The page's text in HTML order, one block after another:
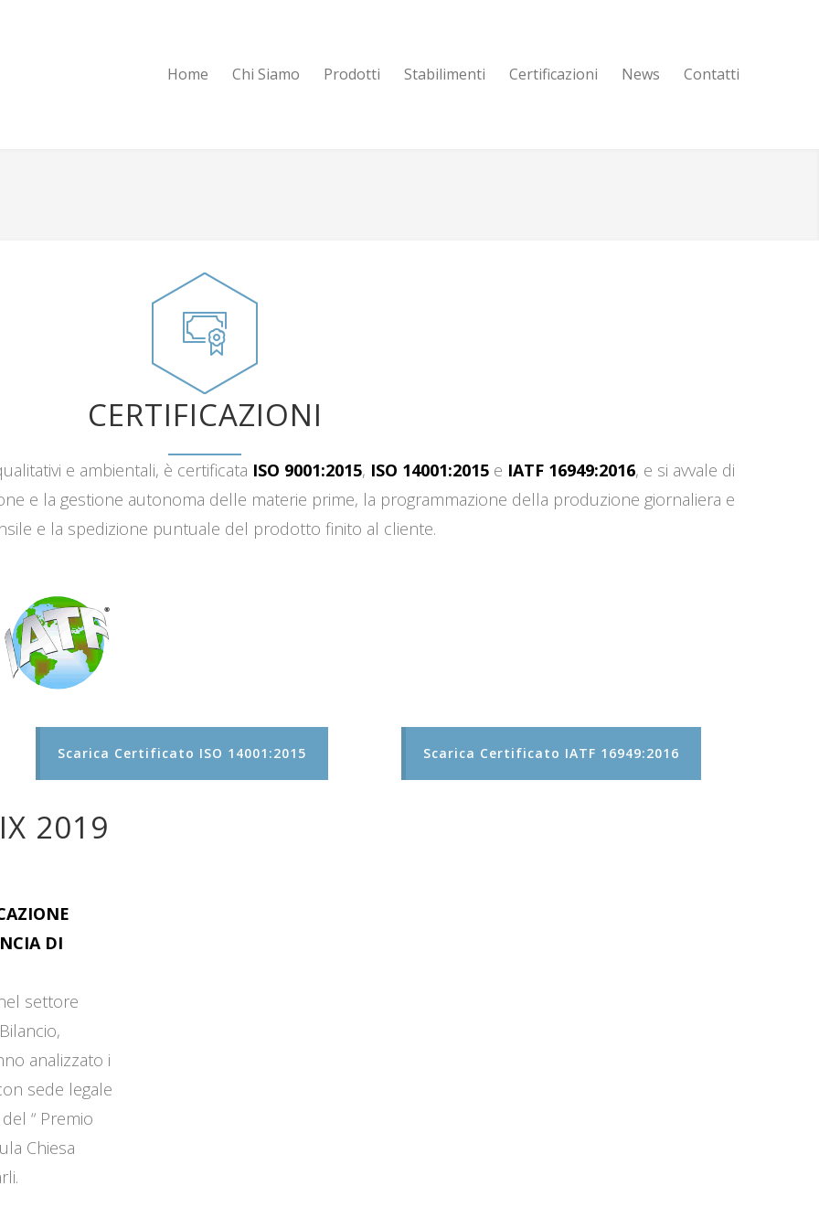
Home Chi Siamo Prodotti Stabilimenti Certificazioni News Contatti
CERTIFICAZIONI
e ambientali, è certificata ISO 9001:2015, ISO 14001:2015 e IATF 16949:2016, e si avvale di
e la gestione autonoma delle materie prime, la programmazione della produzione giornaliera e
e la spedizione puntuale del prodotto finito al cliente.
Scarica Certificato ISO 14001:2015 Scarica Certificato IATF 16949:2016
2019
DI
settore
analizzato i
sede legale
“ Premio
Chiesa